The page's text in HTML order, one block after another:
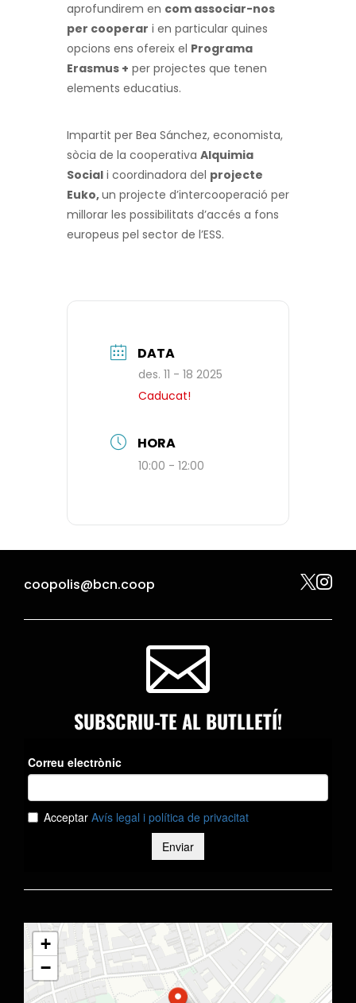
aprofundirem en com associar-nos
per cooperar i en particular quines
opcions ens ofereix el Programa
Erasmus + per projectes que tenen
elements educatius.
Impartit per Bea Sánchez, economista,
sòcia de la cooperativa Alquimia
Social i coordinadora del projecte
Euko,un projecte d’intercooperació per
millorar les possibilitats d’accés a fons
europeus pel sector de l’ESS.
DATA
des. 11 - 18 2025
Caducat!
HORA
10:00 - 12:00
coopolis@bcn.coop 
+
−

SUBSCRIU-TE AL BUTLLETÍ!